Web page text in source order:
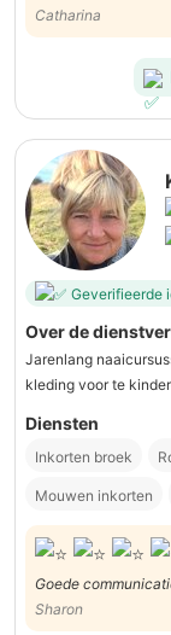
Catharina
Geverifieerde
Over de
Jarenlang
kleding voor te
Diensten
Inkorten broek
Mouwen inkorten
Goede
Sharon